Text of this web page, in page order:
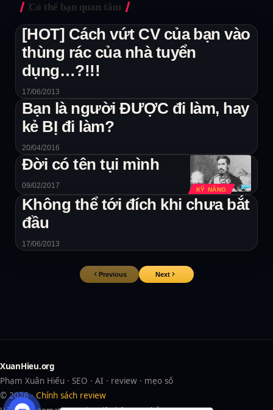
Có thể bạn quan tâm
[HOT] Cách vứt CV của bạn vào
thùng rác của nhà tuyển
dụng…?!!!
17/06/2013
Bạn là người ĐƯỢC đi làm, hay
kẻ BỊ đi làm?
20/04/2016
KỸ NĂNG
Đời có tên tụi mình
09/02/2017
Không thể tới đích khi chưa bắt
đầu
17/06/2013
Previous Next
XuanHieu.org
Phạm Xuân Hiếu · SEO · AI · review · mẹo số
© 2026 ·Chính sách review